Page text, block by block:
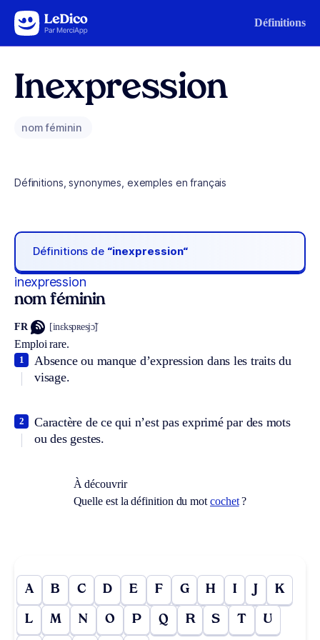
Aller au contenu Définitions
Inexpression
nom féminin
Définitions, synonymes, exemples en français
Définitions de “inexpression“
inexpression
nom féminin
FR [inɛkspʀesjɔ̃]
Emploi rare.
Absence ou manque d’expression dans les traits du
visage.
1
Caractère de ce qui n’est pas exprimé par des mots
ou des gestes.
2
À découvrir
Quelle est la définition du motcochet?
A B C D E F G H I J K
L M N O P Q R S T U